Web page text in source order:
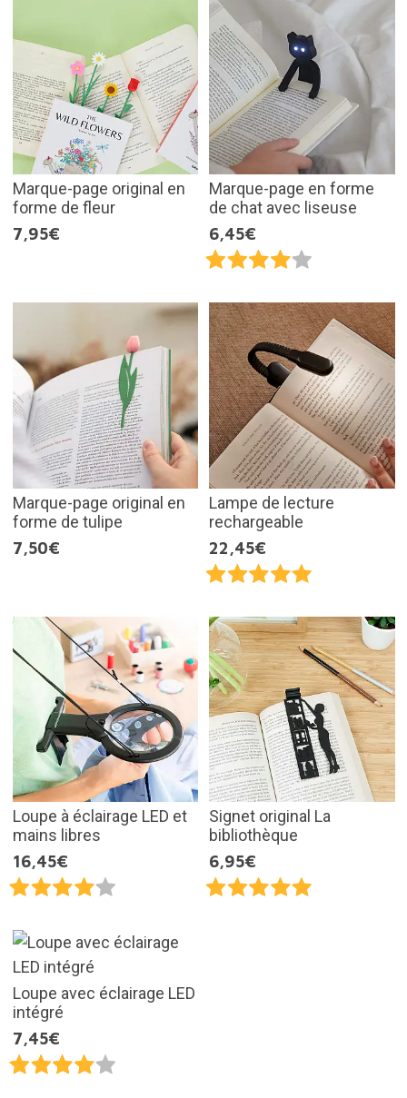
Marque-page original en
forme de fleur
7,95€
Marque-page en forme
de chat avec liseuse
6,45€
Marque-page original en
forme de tulipe
7,50€
Lampe de lecture
rechargeable
22,45€
Loupe à éclairage LED et
mains libres
16,45€
Signet original La
bibliothèque
6,95€
Loupe avec éclairage LED
intégré
7,45€